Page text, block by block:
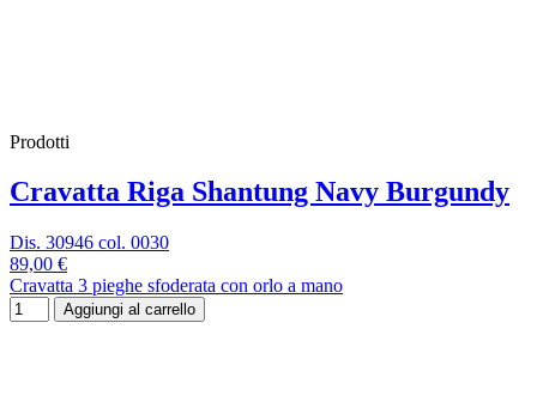
Prodotti
Cravatta Riga Shantung Navy Burgundy
Dis. 30946 col. 0030
89,00 €
Cravatta 3 pieghe sfoderata con orlo a mano
Aggiungi al carrello